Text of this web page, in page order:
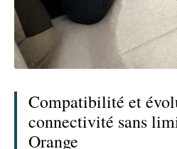
Compatibilité et
connectivité sans
Orange